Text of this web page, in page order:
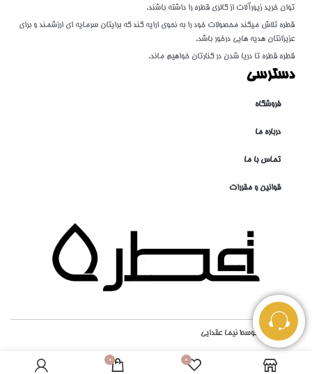
توان خرید زیورآلات از گالری قطره را داشته باشند.
قطره تلاش میکند محصولات خود را به نحوی ارایه کند که برایتان سرمایه ای ارزشمند و برای
عزیزانتان هدیه هایی درخور باشد.
قطره قطره تا دریا شدن در کنارتان خواهیم ماند.
دسترسی
فروشگاه
درباره ما
تماس با ما
قوانین و مقررات
طراحی شده توسط نیما عقدایی
افزودن به سبد خرید
0
0